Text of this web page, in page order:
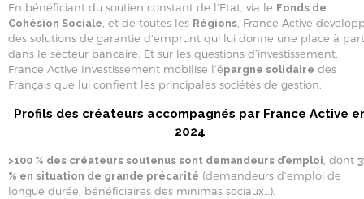
En bénéficiant du soutien constant de l’Etat, via le Fonds de
Cohésion Sociale, et de toutes les Régions, France Active
des solutions de garantie d’emprunt qui lui donne une place à part
dans le secteur bancaire. Et sur les questions d’investissement,
France Active Investissement mobilise l’épargne solidaire des
Français que lui confient les principales sociétés de gestion.
Profils des créateurs accompagnés par France Active
2024
>100 % des créateurs soutenus sont demandeurs d’emploi, dont
% en situation de grande précarité (demandeurs d’emploi de
longue durée, bénéficiaires des minimas sociaux…).